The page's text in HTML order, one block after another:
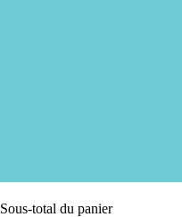
Sous-total du panier